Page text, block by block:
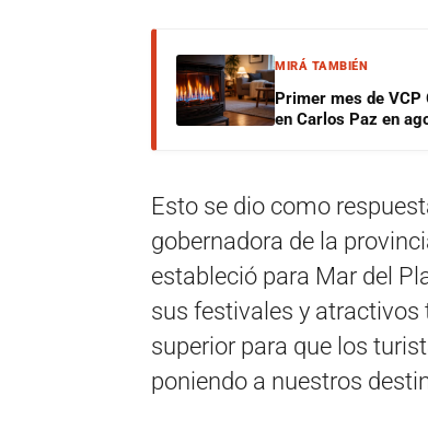
MIRÁ TAMBIÉN
Primer mes de
en Carlos Paz en
Esto se dio como
gobernadora de la
estableció para Mar del
sus festivales y
superior para que los
poniendo a nuestros